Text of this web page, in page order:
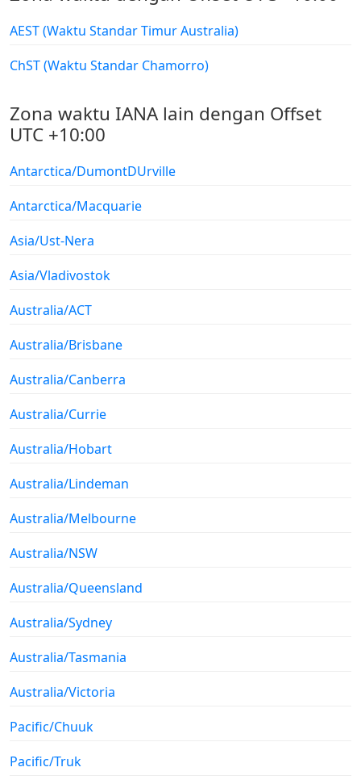
AEST (Waktu Standar Timur Australia)
ChST (Waktu Standar Chamorro)
Zona waktu IANA lain dengan Offset
UTC +10:00
Antarctica/DumontDUrville
Antarctica/Macquarie
Asia/Ust-Nera
Asia/Vladivostok
Australia/ACT
Australia/Brisbane
Australia/Canberra
Australia/Currie
Australia/Hobart
Australia/Lindeman
Australia/Melbourne
Australia/NSW
Australia/Queensland
Australia/Sydney
Australia/Tasmania
Australia/Victoria
Pacific/Chuuk
Pacific/Truk